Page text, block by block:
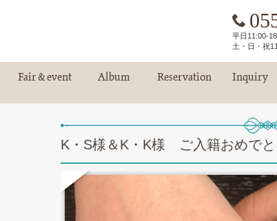
平日11:00-
土・日・祝
Fair & event Album Reservation Inquiry
K・S様＆K・K様 ご入籍おめでと